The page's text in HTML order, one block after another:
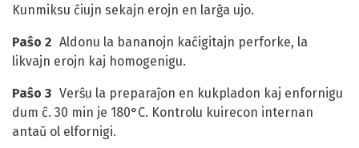
Kunmiksu ĉiujn sekajn erojn en larĝa ujo.
Paŝo 2 Aldonu la bananojn kaĉigitajn perforke, la
likvajn erojn kaj homogenigu.
Paŝo 3 Verŝu la preparaĵon en kukpladon kaj enfornigu
dum ĉ. 30 min je 180°C. Kontrolu kuirecon internan
antaŭ ol elfornigi.